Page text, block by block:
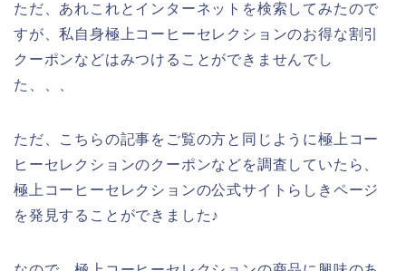
ただ、あれこれとインターネットを検索してみたので
すが、私自身極上コーヒーセレクションのお得な割引
クーポンなどはみつけることができませんでし
た、、、
ただ、こちらの記事をご覧の方と同じように極上コー
ヒーセレクションのクーポンなどを調査していたら、
極上コーヒーセレクションの公式サイトらしきページ
を発見することができました♪